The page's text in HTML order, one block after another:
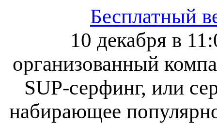
Бесплатный
10 декабря в
организованный
SUP-серфинг, или
набирающее